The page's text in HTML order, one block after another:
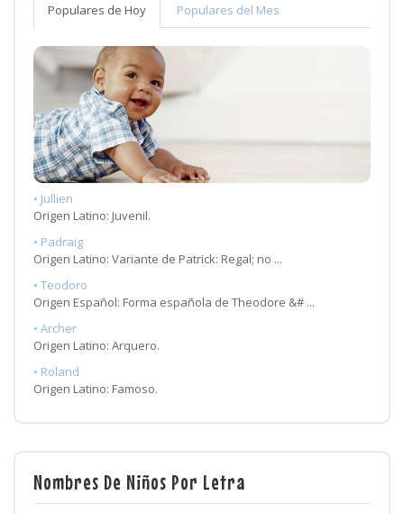
Populares de Hoy Populares del Mes
• Jullien
Origen Latino: Juvenil.
• Padraig
Origen Latino: Variante de Patrick: Regal; no ...
• Teodoro
Origen Español: Forma española de Theodore &# ...
• Archer
Origen Latino: Arquero.
• Roland
Origen Latino: Famoso.
Nombres De Niños Por Letra